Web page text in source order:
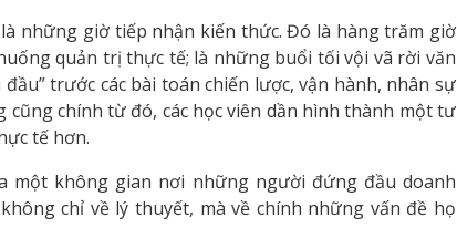
những giờ tiếp nhận kiến thức. Đó là hàng trăm giờ
quản trị thực tế; là những buổi tối vội vã rời văn
trước các bài toán chiến lược, vận hành, nhân sự
chính từ đó, các học viên dần hình thành một tư
tế hơn.
một không gian nơi những người đứng đầu doanh
chỉ về lý thuyết, mà về chính những vấn đề họ